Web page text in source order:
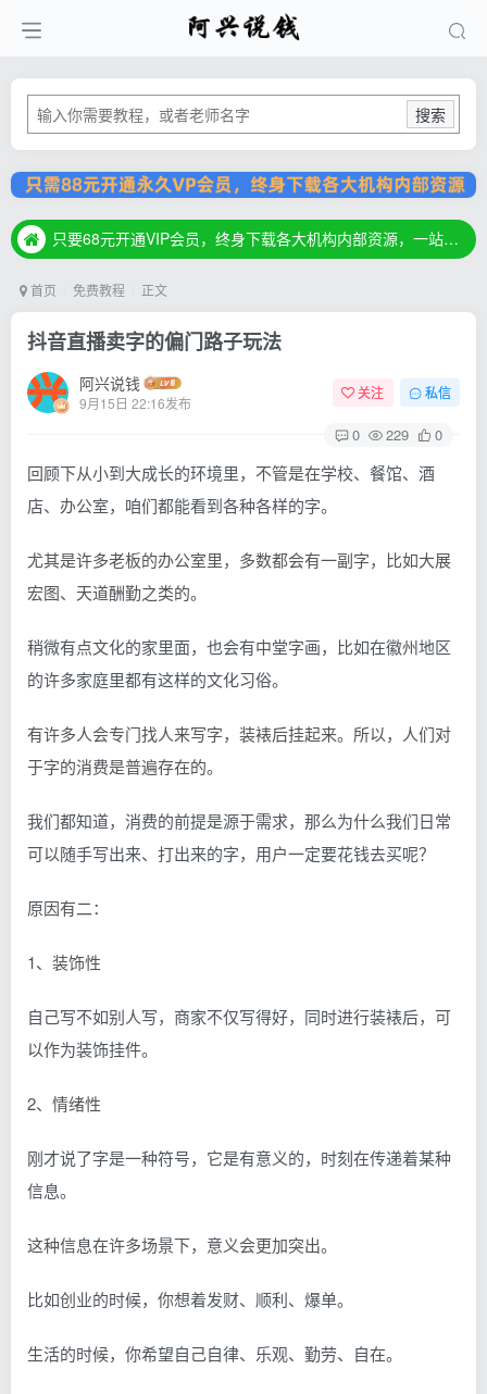
搜索
只要68元开通VIP会员，终身下载各大机构内部资源，一站式草根创业基地，最新最强网赚教程大全，小投入，大回报！
只要68元开通VIP会员，终身下载各大机构内部资源，一站式草根创业基地，最新最强网赚教程大全，小投入，大回报！
首页 免费教程 正文
抖音直播卖字的偏门路子玩法
阿兴说钱
9月15日 22:16发布
关注 私信
0 229 0
回顾下从小到大成长的环境里，不管是在学校、餐馆、酒
店、办公室，咱们都能看到各种各样的字。
尤其是许多老板的办公室里，多数都会有一副字，比如大展
宏图、天道酬勤之类的。
稍微有点文化的家里面，也会有中堂字画，比如在徽州地区
的许多家庭里都有这样的文化习俗。
有许多人会专门找人来写字，装裱后挂起来。所以，人们对
于字的消费是普遍存在的。
我们都知道，消费的前提是源于需求，那么为什么我们日常
可以随手写出来、打出来的字，用户一定要花钱去买呢？
原因有二：
1、装饰性
自己写不如别人写，商家不仅写得好，同时进行装裱后，可
以作为装饰挂件。
2、情绪性
刚才说了字是一种符号，它是有意义的，时刻在传递着某种
信息。
这种信息在许多场景下，意义会更加突出。
比如创业的时候，你想着发财、顺利、爆单。
生活的时候，你希望自己自律、乐观、勤劳、自在。